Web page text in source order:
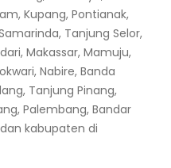
Kupang, Pontianak,
Tanjung Selor,
Makassar, Mamuju,
Nabire, Banda
Tanjung Pinang,
Palembang, Bandar
kabupaten di